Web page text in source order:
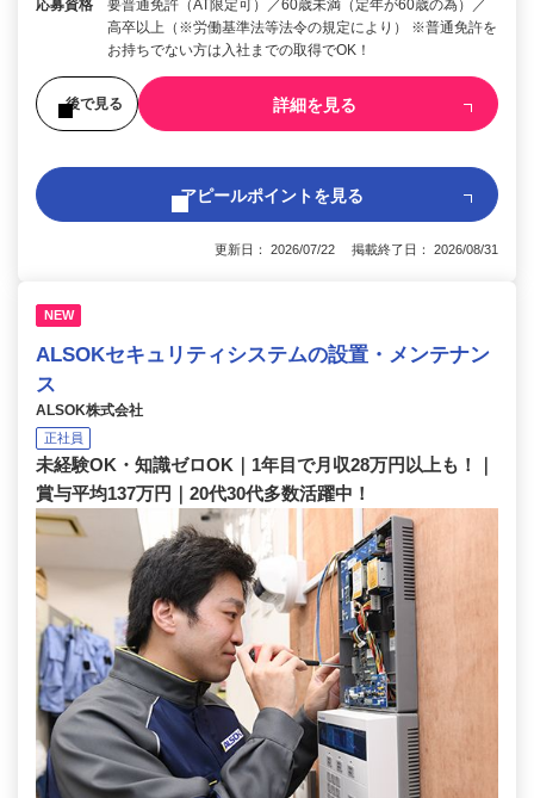
応募資格
要普通免許（AT限定可）／60歳未満（定年が60歳の為）／
高卒以上（※労働基準法等法令の規定により） ※普通免許を
お持ちでない方は入社までの取得でOK！
後で見る 詳細を見る
アピールポイントを見る
更新日： 2026/07/22 掲載終了日： 2026/08/31
NEW
ALSOKセキュリティシステムの設置・メンテナン
ス
ALSOK株式会社
正社員
未経験OK・知識ゼロOK｜1年目で月収28万円以上も！｜
賞与平均137万円｜20代30代多数活躍中！